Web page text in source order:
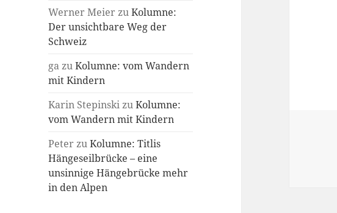
Werner Meier zuKolumne:
Der unsichtbare Weg der
Schweiz
gazuKolumne: vom Wandern
mit Kindern
Karin StepinskizuKolumne:
vom Wandern mit Kindern
Peter zuKolumne: Titlis
Hängeseilbrücke – eine
unsinnige Hängebrücke mehr
in den Alpen